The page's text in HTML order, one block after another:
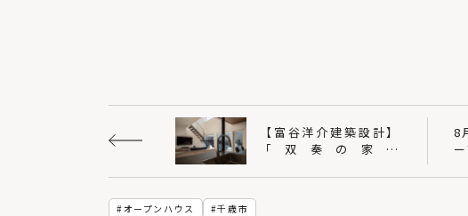
【富谷洋介建築設計】
「双奏の家」
ムページに公開しまし
8
オープンハウス 千歳市